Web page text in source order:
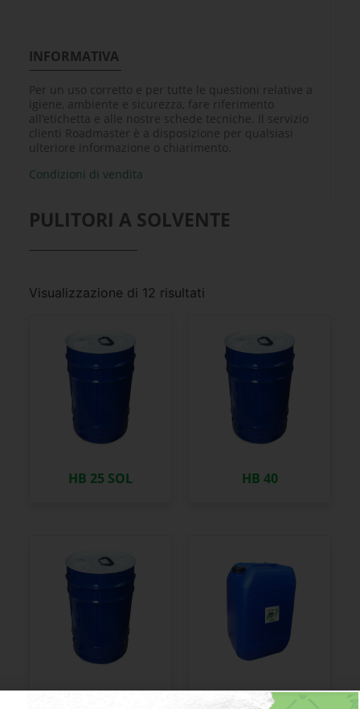
INFORMATIVA
Per un uso corretto e per tutte le questioni relative a
igiene, ambiente e sicurezza, fare riferimento
all’etichetta e alle nostre schede tecniche. Il servizio
clienti Roadmaster è a disposizione per qualsiasi
ulteriore informazione o chiarimento.
Condizioni di vendita
PULITORI A SOLVENTE
Visualizzazione di 12 risultati
HB 25 SOL HB 40
HB E 100